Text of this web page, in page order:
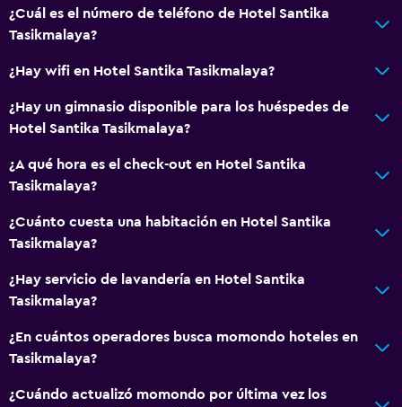
¿Cuál es el número de teléfono de Hotel Santika
Tasikmalaya?
¿Hay wifi en Hotel Santika Tasikmalaya?
¿Hay un gimnasio disponible para los huéspedes de
Hotel Santika Tasikmalaya?
¿A qué hora es el check-out en Hotel Santika
Tasikmalaya?
¿Cuánto cuesta una habitación en Hotel Santika
Tasikmalaya?
¿Hay servicio de lavandería en Hotel Santika
Tasikmalaya?
¿En cuántos operadores busca momondo hoteles en
Tasikmalaya?
¿Cuándo actualizó momondo por última vez los